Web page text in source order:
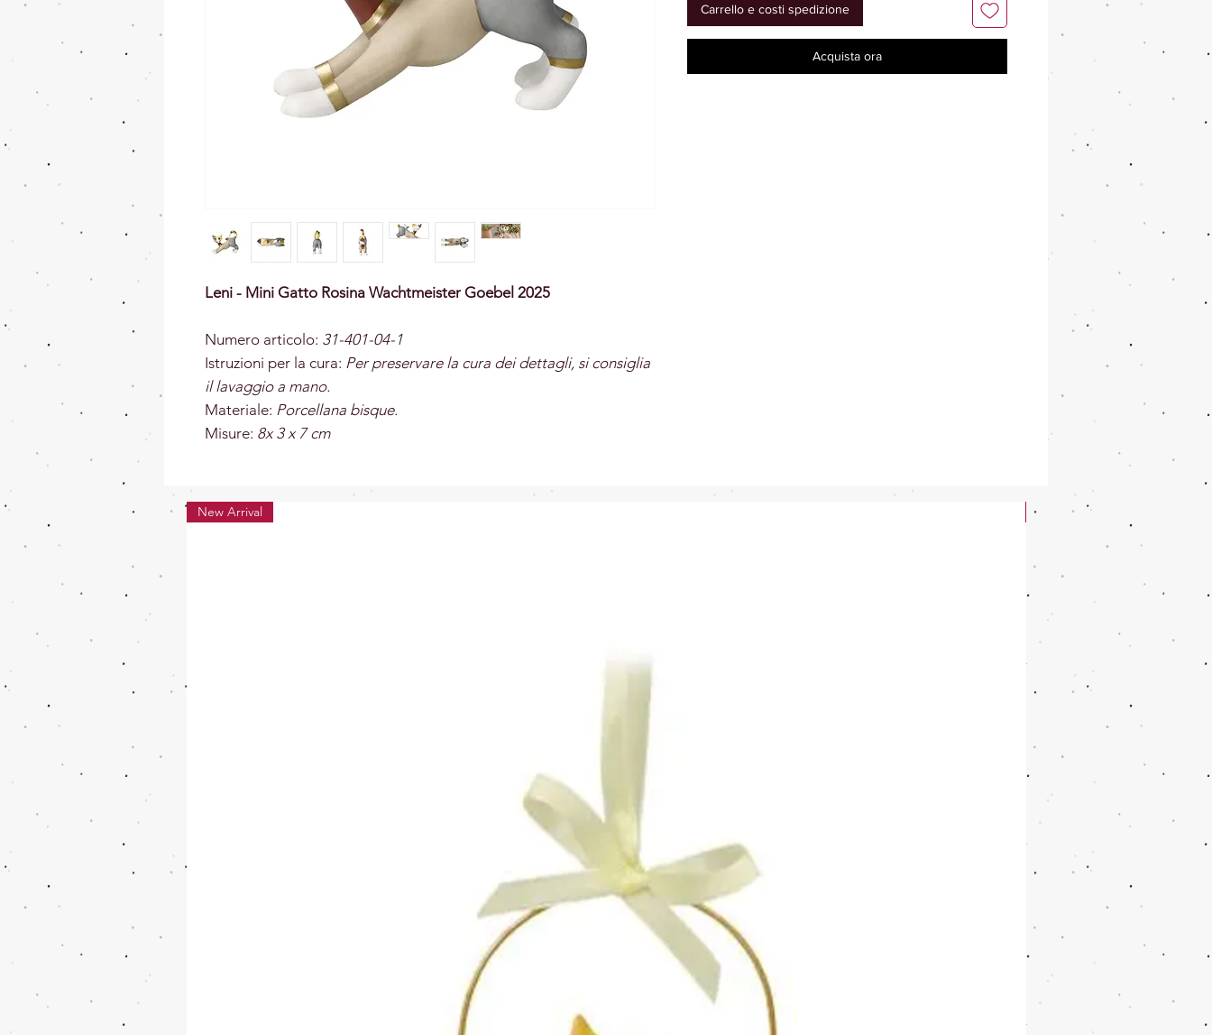
Leni - Mini Gatto Rosina Wachtmeister Goebel 2025
Numero articolo: 31-401-04-1
Istruzioni per la cura: Per preservare la cura dei dettagli, si consiglia
il lavaggio a mano.
Materiale: Porcellana bisque.
Misure: 8x 3 x 7 cm
Carrello e costi spedizione
Acquista ora
New Arrival New Arrival